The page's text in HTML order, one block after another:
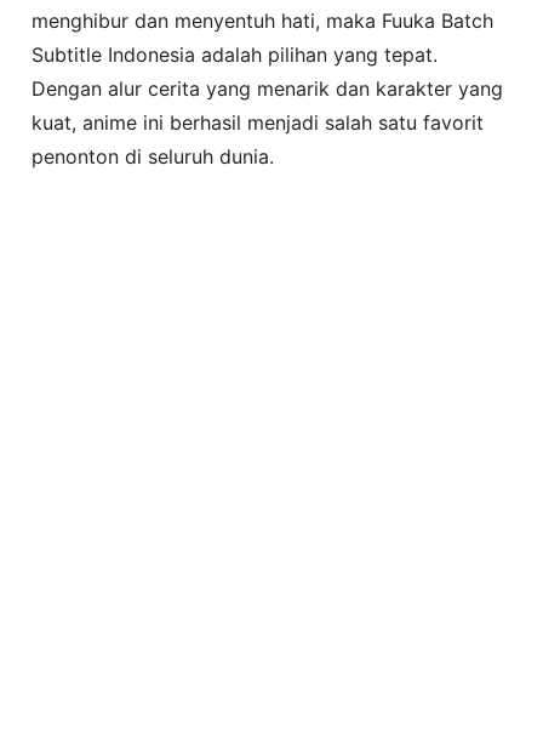
menghibur dan menyentuh hati, maka Fuuka Batch
Subtitle Indonesia adalah pilihan yang tepat.
Dengan alur cerita yang menarik dan karakter yang
kuat, anime ini berhasil menjadi salah satu favorit
penonton di seluruh dunia.